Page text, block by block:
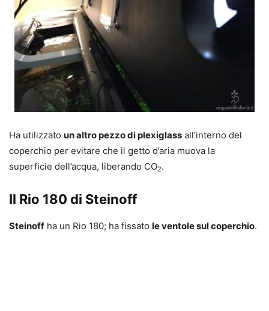
Ha utilizzato un altro pezzo di plexiglass all’interno del
coperchio per evitare che il getto d’aria muova la
superficie dell’acqua, liberando CO2.
Il Rio 180 di Steinoff
Steinoff ha un Rio 180; ha fissato le ventole sul coperchio.